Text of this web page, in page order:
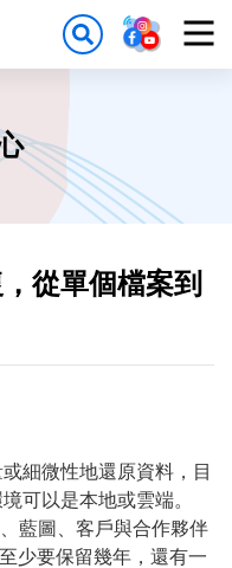
從單個檔案到
細微性地還原資料，目
可以是本地或雲端。
藍圖、客戶與合作夥伴
少要保留幾年，還有一